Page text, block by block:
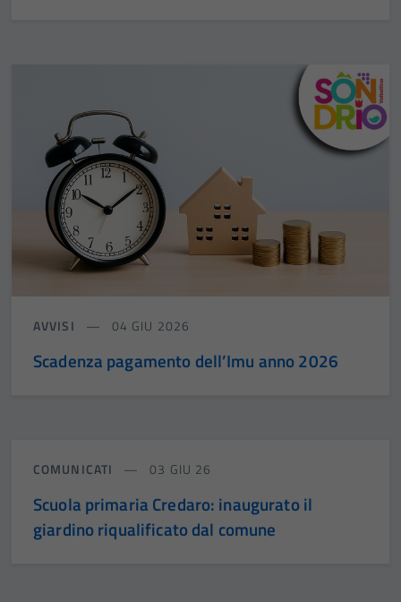
AVVISI 04 GIU 2026
Scadenza pagamento dell’Imu anno 2026
COMUNICATI 03 GIU 26
Scuola primaria Credaro: inaugurato il
giardino riqualificato dal comune